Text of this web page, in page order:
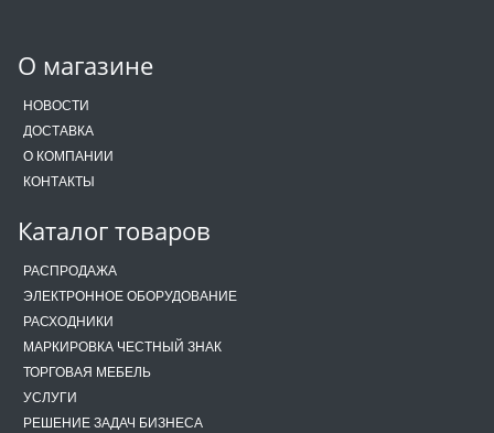
О магазине
НОВОСТИ
ДОСТАВКА
О КОМПАНИИ
КОНТАКТЫ
Каталог товаров
РАСПРОДАЖА
ЭЛЕКТРОННОЕ ОБОРУДОВАНИЕ
РАСХОДНИКИ
МАРКИРОВКА ЧЕСТНЫЙ ЗНАК
ТОРГОВАЯ МЕБЕЛЬ
УСЛУГИ
РЕШЕНИЕ ЗАДАЧ БИЗНЕСА